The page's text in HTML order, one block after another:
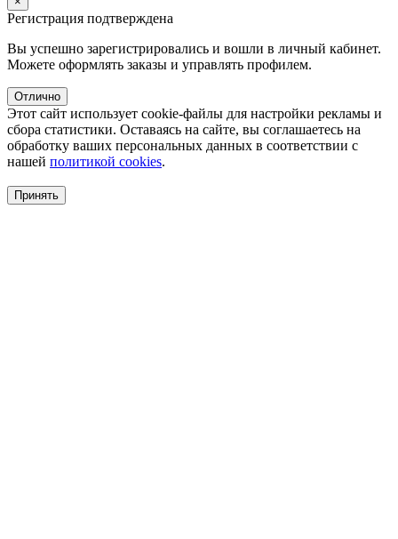
Регистрация подтверждена
Вы успешно зарегистрировались и вошли в личный кабинет.
Можете оформлять заказы и управлять профилем.
Отлично
Этот сайт использует cookie-файлы для настройки рекламы и
сбора статистики. Оставаясь на сайте, вы соглашаетесь на
обработку ваших персональных данных в соответствии с
нашей политикой cookies.
Принять